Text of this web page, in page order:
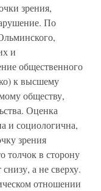
зрения,
По
и
общественного
к высшему
обществу,
Оценка
и социологична,
зрения
толчок в сторону
а не сверху.
отношении